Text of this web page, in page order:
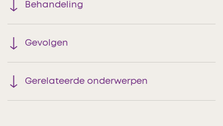
Behandeling
Gevolgen
Gerelateerde onderwerpen